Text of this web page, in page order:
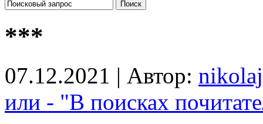
***
07.12.2021 | Автор: nikolaj
или - "В поисках